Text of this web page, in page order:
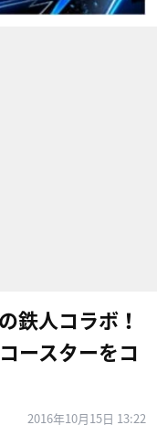
鉄人コラボ！
ースターをコ
2016年10月15日 13:22